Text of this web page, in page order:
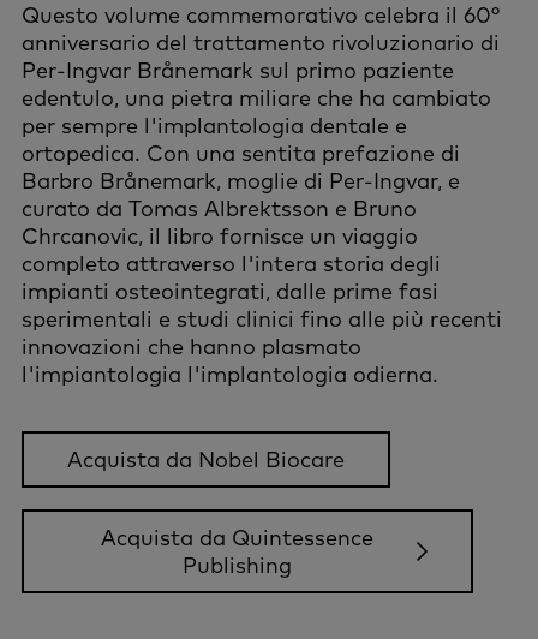
Questo volume commemorativo celebra il 60°
anniversario del trattamento rivoluzionario di
Per-Ingvar Brånemark sul primo paziente
edentulo, una pietra miliare che ha cambiato
per sempre l'implantologia dentale e
ortopedica. Con una sentita prefazione di
Barbro Brånemark, moglie di Per-Ingvar, e
curato da Tomas Albrektsson e Bruno
Chrcanovic, il libro fornisce un viaggio
completo attraverso l'intera storia degli
impianti osteointegrati, dalle prime fasi
sperimentali e studi clinici fino alle più recenti
innovazioni che hanno plasmato
l'impiantologia l'implantologia odierna.
Acquista da Nobel Biocare
Acquista da Quintessence
Publishing